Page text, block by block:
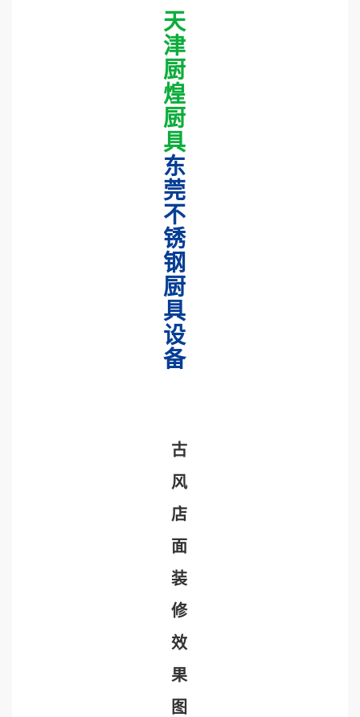
天
津
厨
煌
厨
具
东
莞
不
锈
钢
厨
具
设
备
古
风
店
面
装
修
效
果
图